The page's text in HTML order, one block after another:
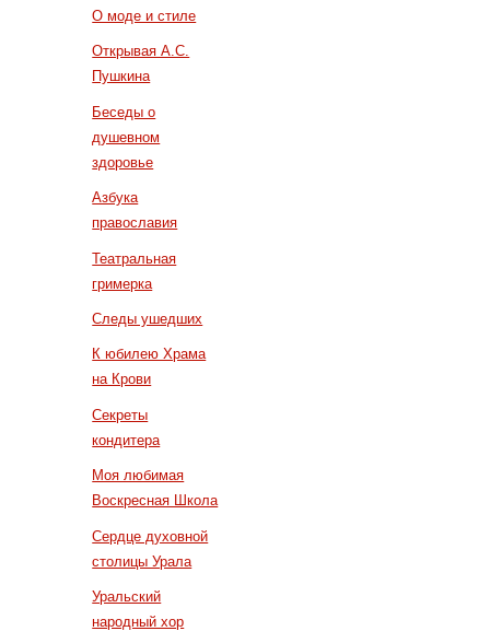
О моде и стиле
Открывая А.С.
Пушкина
Беседы о
душевном
здоровье
Азбука
православия
Театральная
гримерка
Следы ушедших
К юбилею Храма
на Крови
Секреты
кондитера
Моя любимая
Воскресная Школа
Сердце духовной
столицы Урала
Уральский
народный хор